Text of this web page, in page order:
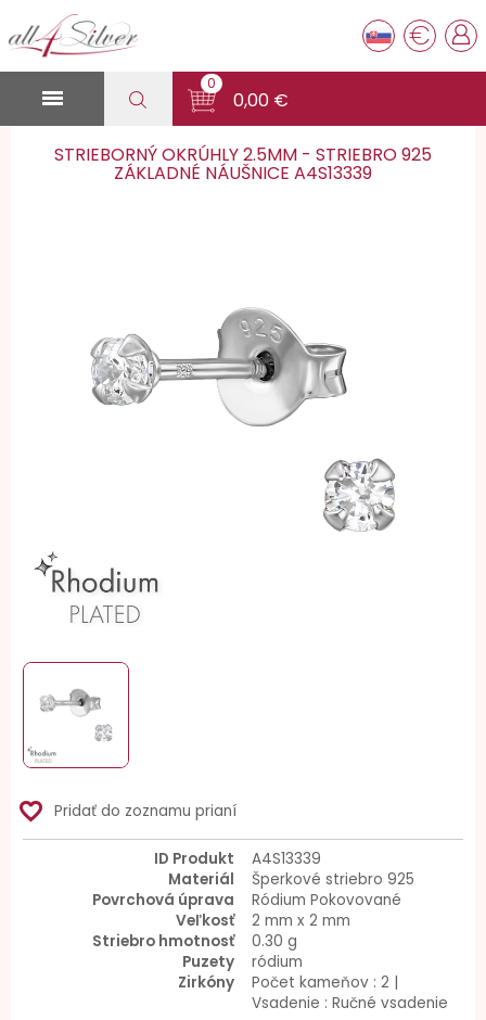
€

0
0,00 €
STRIEBORNÝ OKRÚHLY 2.5MM - STRIEBRO 925
ZÁKLADNÉ NÁUŠNICE A4S13339
favorite_border Pridať do zoznamu prianí
ID Produkt
A4S13339
Materiál
Šperkové striebro 925
Povrchová úprava
Ródium Pokovované
Veľkosť
2 mm x 2 mm
Striebro hmotnosť
0.30 g
Puzety
ródium
Zirkóny
Počet kameňov : 2 |
Vsadenie : Ručné vsadenie